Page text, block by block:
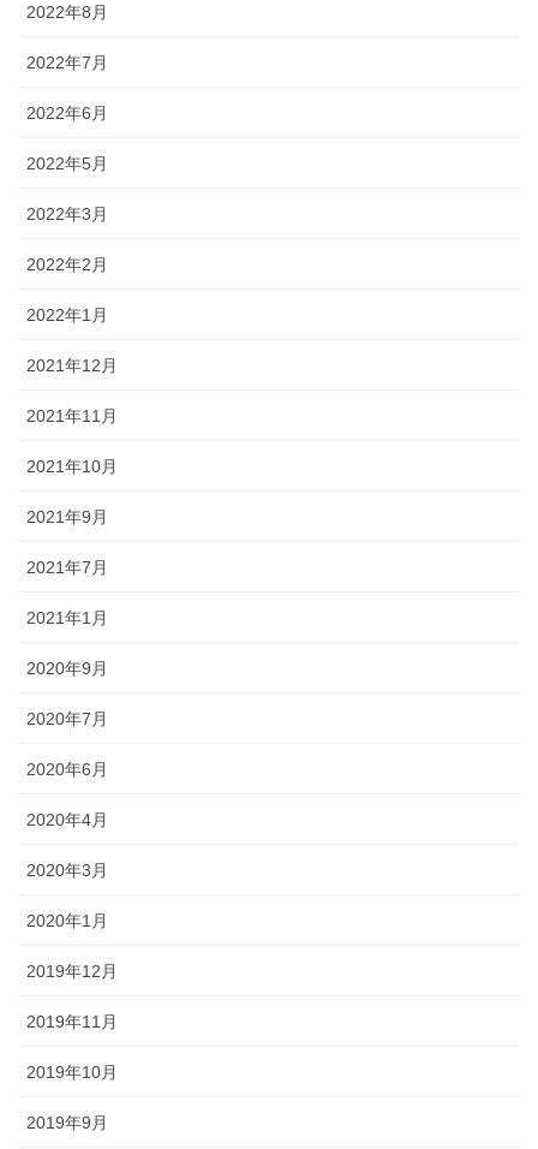
2022年8月
2022年7月
2022年6月
2022年5月
2022年3月
2022年2月
2022年1月
2021年12月
2021年11月
2021年10月
2021年9月
2021年7月
2021年1月
2020年9月
2020年7月
2020年6月
2020年4月
2020年3月
2020年1月
2019年12月
2019年11月
2019年10月
2019年9月